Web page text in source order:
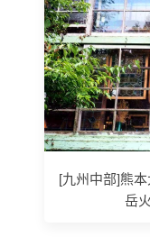
[九州中部]熊
岳